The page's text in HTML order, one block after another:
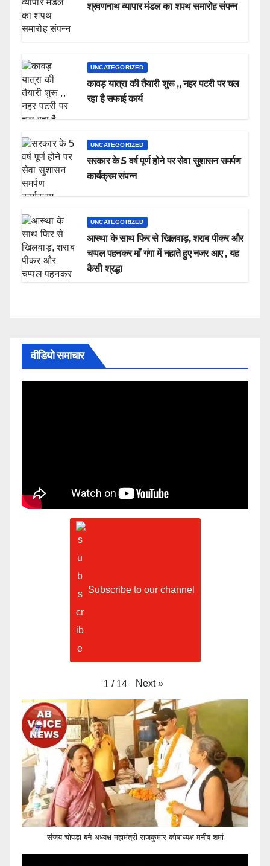
श्रवणनाथ व्यापार मंडल का शपथ समारोह संपन्न
UNCATEGORIZED
कावड़ यात्रा की तैयारी शुरू ,, नहर पटरी पर चल
रहा है सफाई कार्य
UNCATEGORIZED
सरकार के 5 वर्ष पूर्ण होने पर सेवा सुशासन समर्पण
कार्यक्रम संपन्न
UNCATEGORIZED
आस्था के साथ फिर से खिलवाड़, शराब पीकर और
चप्पल पहनकर माँ गंगा में नहाते हुए नजर आए , यह
कैसी श्रद्धा
वीडियो समाचार
Subscribe to our channel
1 / 14 Next »
संजय चोपड़ा बने अध्यक्ष महामंत्री राजकुमार कोषाध्यक्ष मनीष शर्मा